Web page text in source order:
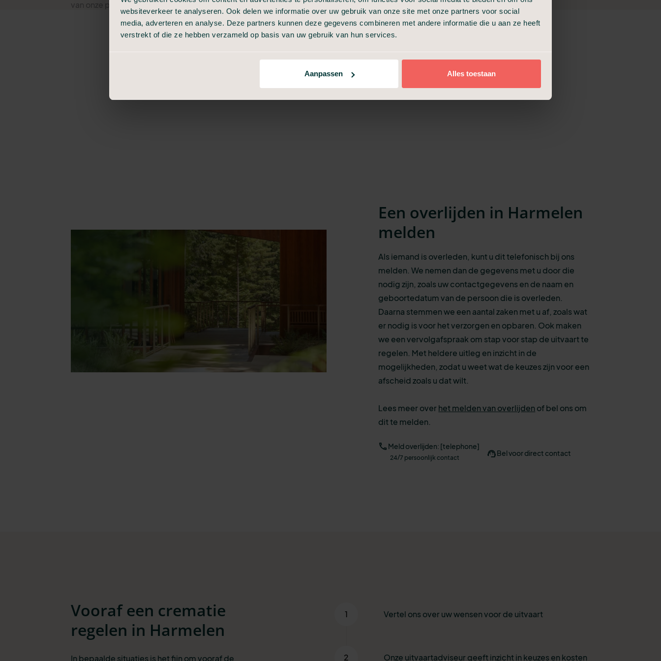
websiteverkeer te analyseren. Ook delen we informatie over uw gebruik van onze site met onze partners voor social
media, adverteren en analyse. Deze partners kunnen deze gegevens combineren met andere informatie die u aan ze heeft
verstrekt of die ze hebben verzameld op basis van uw gebruik van hun services.
Aanpassen Alles toestaan
van onze partnerlocaties (zie hiervoor het logo van Uitvaart24), maar ook op alle andere hiervoor
geschikte locaties. Bij die laatste kan een meerprijs van toepassing zijn.
Reguliere locatie
Een overlijden in Harmelen
melden
Als iemand is overleden, kunt u dit telefonisch bij ons
melden. We nemen dan de gegevens met u door die
nodig zijn, zoals uw contactgegevens en de naam en
geboortedatum van de persoon die is overleden.
Daarna stemmen we een aantal zaken met u af, zoals wat
er nodig is voor het verzorgen en opbaren. Ook maken
we een vervolgafspraak om stap voor stap de uitvaart te
regelen. Met heldere uitleg en inzicht in de
mogelijkheden, zodat u weet wat de keuzes zijn voor een
afscheid zoals u dat wilt.
Lees meer overhet melden van overlijden of bel ons om
dit te melden.
Meld overlijden: [telephone]
24/7 persoonlijk contact
Bel voor direct contact
Vooraf een crematie
regelen in Harmelen
In bepaalde situaties is het fijn om vooraf de
1 Vertel ons over uw wensen voor de uitvaart
2 Onze uitvaartadviseur geeft inzicht in keuzes en kosten